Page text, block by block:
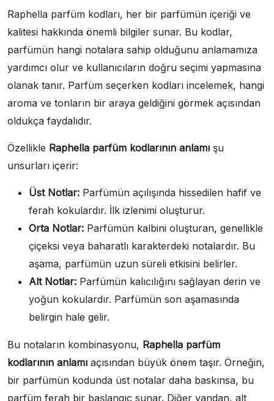
Raphella parfüm kodları, her bir parfümün içeriği ve
kalitesi hakkında önemli bilgiler sunar. Bu kodlar,
parfümün hangi notalara sahip olduğunu anlamamıza
yardımcı olur ve kullanıcıların doğru seçimi yapmasına
olanak tanır. Parfüm seçerken kodları incelemek, hangi
aroma ve tonların bir araya geldiğini görmek açısından
oldukça faydalıdır.
Özellikle Raphella parfüm kodlarının anlamı şu
unsurları içerir:
Üst Notlar: Parfümün açılışında hissedilen hafif ve
ferah kokulardır. İlk izlenimi oluşturur.
Orta Notlar: Parfümün kalbini oluşturan, genellikle
çiçeksi veya baharatlı karakterdeki notalardır. Bu
aşama, parfümün uzun süreli etkisini belirler.
Alt Notlar: Parfümün kalıcılığını sağlayan derin ve
yoğun kokulardır. Parfümün son aşamasında
belirgin hale gelir.
Bu notaların kombinasyonu, Raphella parfüm
kodlarının anlamı açısından büyük önem taşır. Örneğin,
bir parfümün kodunda üst notalar daha baskınsa, bu
parfüm ferah bir başlangıç sunar. Diğer yandan, alt